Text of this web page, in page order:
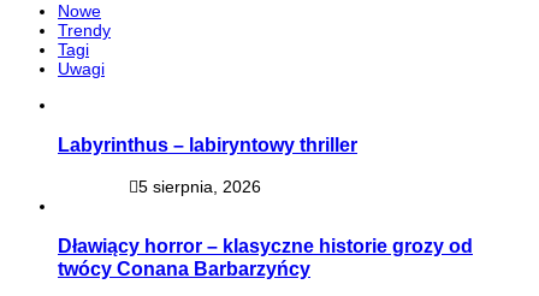
Nowe
Trendy
Tagi
Uwagi
Labyrinthus – labiryntowy thriller
5 sierpnia, 2026
Dławiący horror – klasyczne historie grozy od
twócy Conana Barbarzyńcy